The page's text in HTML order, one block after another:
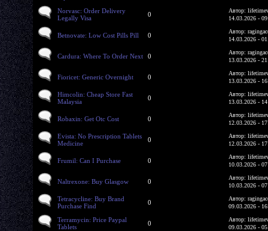
Norvasc: Order Delivery
Legally Visa
0
Автор:
14.03.2026 -
Betnovate: Low Cost Pills Pill 0
Автор:
14.03.2026 -
Cardura: Where To Order Next 0
Автор:
13.03.2026 -
Fioricet: Generic Overnight 0
Автор:
13.03.2026 -
Himcolin: Cheap Store Fast
Malaysia
0
Автор:
13.03.2026 -
Robaxin: Get Otc Cost 0
Автор:
12.03.2026 -
Evista: No Prescription Tablets
Medicine
0
Автор:
12.03.2026 -
Frumil: Can I Purchase 0
Автор:
10.03.2026 -
Naltrexone: Buy Glasgow 0
Автор:
10.03.2026 -
Tetracycline: Buy Brand
Purchase Find
0
Автор:
09.03.2026 -
Terramycin: Price Paypal
Tablets
0
Автор:
09.03.2026 -